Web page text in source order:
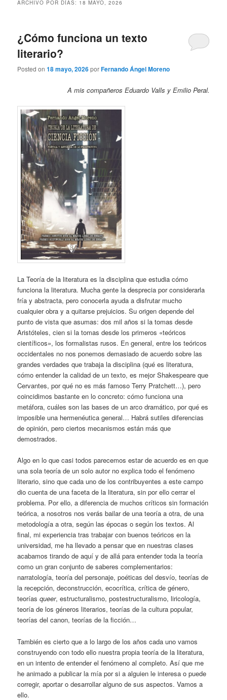
ARCHIVO POR DÍAS: 18 MAYO, 2026
¿Cómo funciona un texto
literario?
Posted on18 mayo, 2026porFernando Ángel Moreno
A mis compañeros Eduardo Valls y Emilio Peral.
La Teoría de la literatura es la disciplina que estudia cómo
funciona la literatura. Mucha gente la desprecia por considerarla
fría y abstracta, pero conocerla ayuda a disfrutar mucho
cualquier obra y a quitarse prejuicios. Su origen depende del
punto de vista que asumas: dos mil años si la tomas desde
Aristóteles, cien si la tomas desde los primeros «teóricos
científicos», los formalistas rusos. En general, entre los teóricos
occidentales no nos ponemos demasiado de acuerdo sobre las
grandes verdades que trabaja la disciplina (qué es literatura,
cómo entender la calidad de un texto, es mejor Shakespeare que
Cervantes, por qué no es más famoso Terry Pratchett…), pero
coincidimos bastante en lo concreto: cómo funciona una
metáfora, cuáles son las bases de un arco dramático, por qué es
imposible una hermenéutica general… Habrá sutiles diferencias
de opinión, pero ciertos mecanismos están más que
demostrados.
Algo en lo que casi todos parecemos estar de acuerdo es en que
una sola teoría de un solo autor no explica todo el fenómeno
literario, sino que cada uno de los contribuyentes a este campo
dio cuenta de una faceta de la literatura, sin por ello cerrar el
problema. Por ello, a diferencia de muchos críticos sin formación
teórica, a nosotros nos verás bailar de una teoría a otra, de una
metodología a otra, según las épocas o según los textos. Al
final, mi experiencia tras trabajar con buenos teóricos en la
universidad, me ha llevado a pensar que en nuestras clases
acabamos tirando de aquí y de allá para entender toda la teoría
como un gran conjunto de saberes complementarios:
narratología, teoría del personaje, poéticas del desvío, teorías de
la recepción, deconstrucción, ecocrítica, crítica de género,
teoríasqueer, estructuralismo, postestructuralismo, liricología,
teoría de los géneros literarios, teorías de la cultura popular,
teorías del canon, teorías de la ficción…
También es cierto que a lo largo de los años cada uno vamos
construyendo con todo ello nuestra propia teoría de la literatura,
en un intento de entender el fenómeno al completo. Así que me
he animado a publicar la mía por si a alguien le interesa o puede
corregir, aportar o desarrollar alguno de sus aspectos. Vamos a
ello.